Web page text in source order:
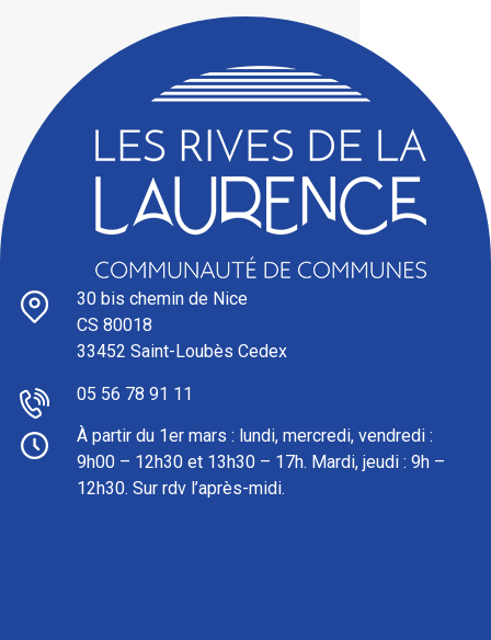
30 bis chemin de Nice
CS 80018
33452 Saint-Loubès Cedex
05 56 78 91 11
À partir du 1er mars : l undi, mercredi, vendredi :
9h00 – 12h30 et 13h30 – 17h. Mardi, jeudi : 9h –
12h30. Sur rdv l’après-midi.